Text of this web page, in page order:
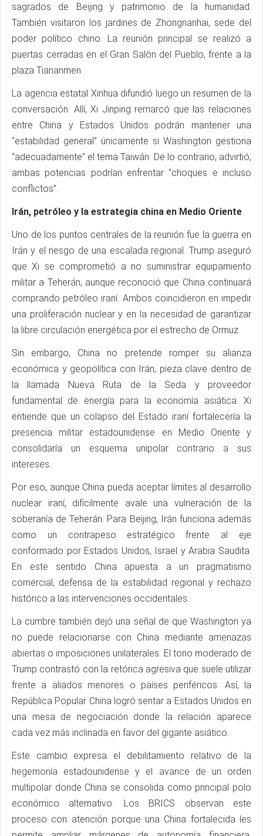
sagrados de Beijing y patrimonio de la humanidad.
También visitaron los jardines de Zhongnanhai, sede del
poder político chino. La reunión principal se realizó a
puertas cerradas en el Gran Salón del Pueblo, frente a la
plaza Tiananmen.
La agencia estatal Xinhua difundió luego un resumen de la
conversación. Allí, Xi Jinping remarcó que las relaciones
entre China y Estados Unidos podrán mantener una
“estabilidad general” únicamente si Washington gestiona
“adecuadamente” el tema Taiwán. De lo contrario, advirtió,
ambas potencias podrían enfrentar “choques e incluso
conflictos”.
Irán, petróleo y la estrategia china en Medio Oriente
Uno de los puntos centrales de la reunión fue la guerra en
Irán y el riesgo de una escalada regional. Trump aseguró
que Xi se comprometió a no suministrar equipamiento
militar a Teherán, aunque reconoció que China continuará
comprando petróleo iraní. Ambos coincidieron en impedir
una proliferación nuclear y en la necesidad de garantizar
la libre circulación energética por el estrecho de Ormuz.
Sin embargo, China no pretende romper su alianza
económica y geopolítica con Irán, pieza clave dentro de
la llamada Nueva Ruta de la Seda y proveedor
fundamental de energía para la economía asiática. Xi
entiende que un colapso del Estado iraní fortalecería la
presencia militar estadounidense en Medio Oriente y
consolidaría un esquema unipolar contrario a sus
intereses.
Por eso, aunque China pueda aceptar límites al desarrollo
nuclear iraní, difícilmente avale una vulneración de la
soberanía de Teherán. Para Beijing, Irán funciona además
como un contrapeso estratégico frente al eje
conformado por Estados Unidos, Israel y Arabia Saudita.
En este sentido China apuesta a un pragmatismo
comercial, defensa de la estabilidad regional y rechazo
histórico a las intervenciones occidentales.
La cumbre también dejó una señal de que Washington ya
no puede relacionarse con China mediante amenazas
abiertas o imposiciones unilaterales. El tono moderado de
Trump contrastó con la retórica agresiva que suele utilizar
frente a aliados menores o países periféricos. Así, la
República Popular China logró sentar a Estados Unidos en
una mesa de negociación donde la relación aparece
cada vez más inclinada en favor del gigante asiático.
Este cambio expresa el debilitamiento relativo de la
hegemonía estadounidense y el avance de un orden
multipolar donde China se consolida como principal polo
económico alternativo. Los BRICS observan este
proceso con atención porque una China fortalecida les